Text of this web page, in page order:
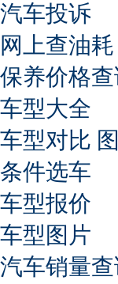
汽车投诉
网上查油耗
保养价格查
车型大全
车型对比
条件选车
车型报价
车型图片
汽车销量查